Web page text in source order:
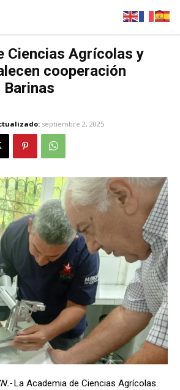
Ciencias Agrícolas y
cooperación
septiembre 2, 2025
La Academia de Ciencias Agrícolas